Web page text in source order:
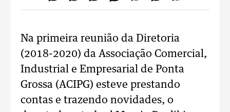
Na primeira reunião da Diretoria
(2018-2020) da Associação Comercial,
Industrial e Empresarial de Ponta
Grossa (ACIPG) esteve prestando
contas e trazendo novidades, o